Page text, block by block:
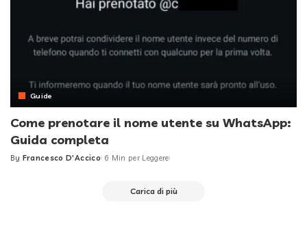
Guide
Come prenotare il nome utente su WhatsApp:
Guida completa
Posted
By Francesco D'Accico 6 Min per Leggere
Carica di più